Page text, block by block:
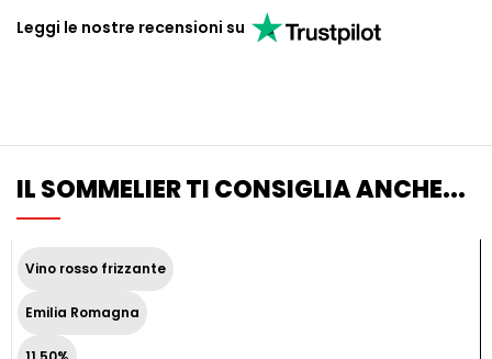
Leggi le nostre recensioni su
IL SOMMELIER TI CONSIGLIA ANCHE...
Vino rosso frizzante
Emilia Romagna